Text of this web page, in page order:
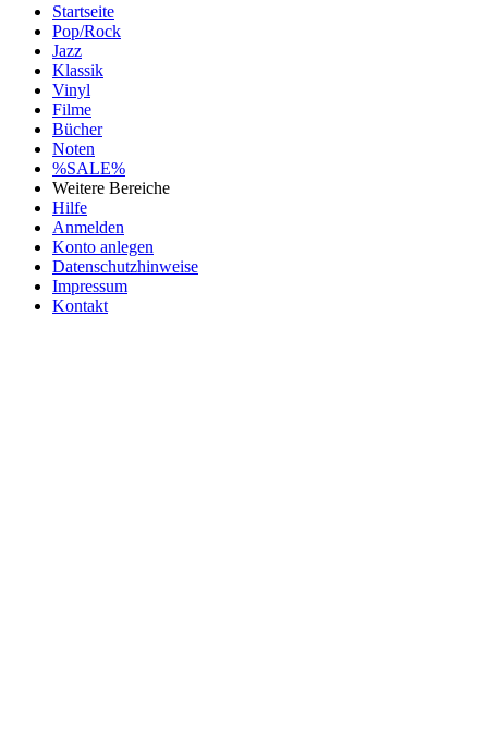
Startseite
Pop/Rock
Jazz
Klassik
Vinyl
Filme
Bücher
Noten
%SALE%
Weitere Bereiche
Hilfe
Anmelden
Konto anlegen
Datenschutzhinweise
Impressum
Kontakt